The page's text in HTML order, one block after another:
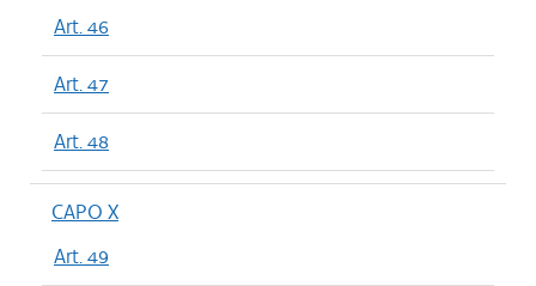
Art. 46
Art. 47
Art. 48
CAPO X
Art. 49